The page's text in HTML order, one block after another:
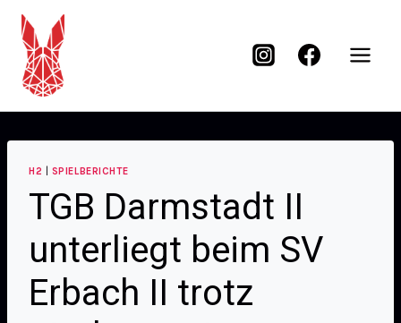
H2 SPIELBERICHTE
TGB Darmstadt II
unterliegt beim SV
Erbach II trotz